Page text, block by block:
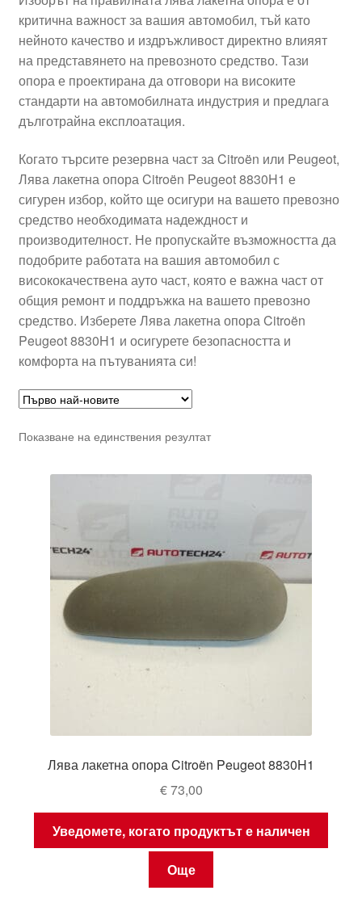
Правила и условия
Процедура за рекламации
Разгледайте
Транспорт
критична важност за вашия автомобил, тъй като
нейното качество и издръжливост директно влияят
на представянето на превозното средство. Тази
опора е проектирана да отговори на високите
стандарти на автомобилната индустрия и предлага
дълготрайна експлоатация.
Когато търсите резервна част за Citroën или Peugeot,
Лява лакетна опора Citroën Peugeot 8830H1 е
сигурен избор, който ще осигури на вашето превозно
средство необходимата надеждност и
производителност. Не пропускайте възможността да
подобрите работата на вашия автомобил с
висококачествена ауто част, която е важна част от
общия ремонт и поддръжка на вашето превозно
средство. Изберете Лява лакетна опора Citroën
Peugeot 8830H1 и осигурете безопасността и
комфорта на пътуванията си!
Показване на единствения резултат
Лява лакетна опора Citroën Peugeot 8830H1
€73,00
Уведомете, когато продуктът е наличен
Още